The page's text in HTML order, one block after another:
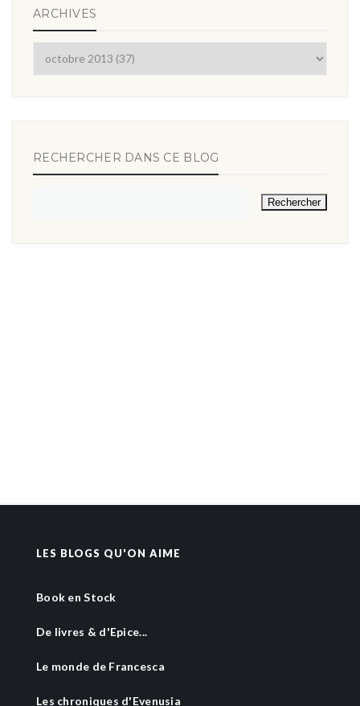
ARCHIVES
RECHERCHER DANS CE BLOG
LES BLOGS QU'ON AIME
Book en Stock
De livres & d'Epice...
Le monde de Francesca
Les chroniques d'Evenusia